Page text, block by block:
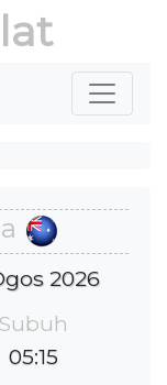
2026
Subuh
05:15